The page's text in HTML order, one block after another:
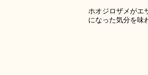
ホオジロザメがエ
になった気分を味